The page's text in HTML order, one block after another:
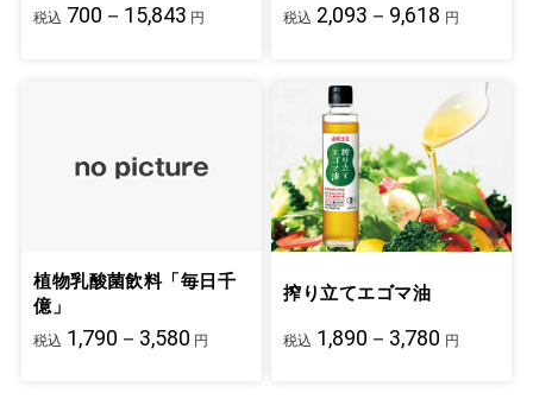
税込 700－15,843 円 税込 2,093－9,618 円
植物乳酸菌飲料「毎日千
億」
税込 1,790－3,580 円
搾り立てエゴマ油
税込 1,890－3,780 円